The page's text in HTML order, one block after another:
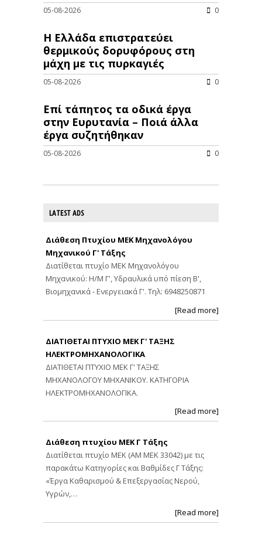
05-08-2026 0
Η Ελλάδα επιστρατεύει
θερμικούς δορυφόρους στη
μάχη με τις πυρκαγιές
05-08-2026 0
Επί τάπητος τα οδικά έργα
στην Ευρυτανία – Ποιά άλλα
έργα συζητήθηκαν
05-08-2026 0
LATEST ADS
Διάθεση Πτυχίου ΜΕΚ Μηχανολόγου
Μηχανικού Γ' Τάξης
Διατίθεται πτυχίο ΜΕΚ Μηχανολόγου
Μηχανικού: Η/Μ Γ', Υδραυλικά υπό πίεση Β',
Βιομηχανικά - Ενεργειακά Γ'. Τηλ: 6948250871
[Read more]
ΔΙΑΤΙΘΕΤΑΙ ΠΤΥΧΙΟ ΜΕΚ Γ' ΤΑΞΗΣ
ΗΛΕΚΤΡΟΜΗΧΑΝΟΛΟΓΙΚΑ
ΔΙΑΤΙΘΕΤΑΙ ΠΤΥΧΙΟ ΜΕΚ Γ' ΤΑΞΗΣ
ΜΗΧΑΝΟΛΟΓΟΥ ΜΗΧΑΝΙΚΟΥ. ΚΑΤΗΓΟΡΙΑ
ΗΛΕΚΤΡΟΜΗΧΑΝΟΛΟΓΙΚΑ.
[Read more]
Διάθεση πτυχίου ΜΕΚ Γ Τάξης
Διατίθεται πτυχίο ΜΕΚ (ΑΜ ΜΕΚ 33042) με τις
παρακάτω Κατηγορίες και Βαθμίδες Γ Τάξης:
«Έργα Καθαρισμού & Επεξεργασίας Νερού,
Υγρών,…
[Read more]